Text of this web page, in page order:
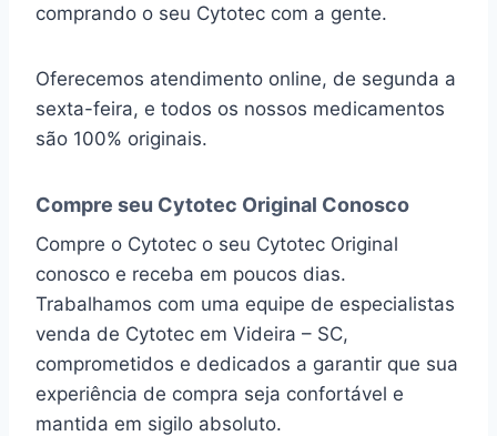
comprando o seu Cytotec com a gente.
Oferecemos atendimento online, de segunda a
sexta-feira, e todos os nossos medicamentos
são 100% originais.
Compre seu Cytotec Original Conosco
Compre o Cytotec o seu Cytotec Original
conosco e receba em poucos dias.
Trabalhamos com uma equipe de especialistas
venda de Cytotec em Videira – SC,
comprometidos e dedicados a garantir que sua
experiência de compra seja confortável e
mantida em sigilo absoluto.